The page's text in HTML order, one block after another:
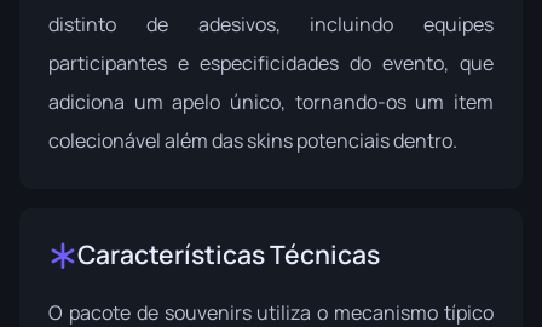
distinto de adesivos, incluindo equipes
participantes e especificidades do evento, que
adiciona um apelo único, tornando-os um item
colecionável além das skins potenciais dentro.
Características Técnicas
O pacote de souvenirs utiliza o mecanismo típico